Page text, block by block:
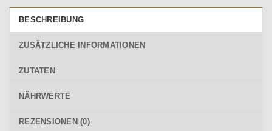
BESCHREIBUNG
ZUSÄTZLICHE INFORMATIONEN
ZUTATEN
NÄHRWERTE
REZENSIONEN (0)